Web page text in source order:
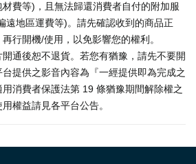
費等)，且無法歸還消費者自付的附加服
遠地區運費等)。請先確認收到的商品正
行開機/使用，以免影響您的權利。
通後恕不退貨。若您有猶豫，請先不要開
提供之影音內容為『一經提供即為完成之
消費者保護法第 19 條猶豫期間解除權之
權益請見各平台公告。